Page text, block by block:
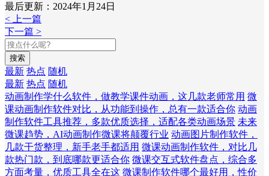
最后更新：2024年1月24日
< 上一篇
下一篇 >
搜索
最新 热点 随机
最新 热点 随机
动画制作学什么软件，做教学课件动画，这几款老师常用 微
课动画制作软件对比，从功能到操作，总有一款适合你 动画
制作软件工具推荐，多款优质选择，适配各类动画场景 未来
微课趋势，AI动画制作微课将颠覆行业 动画图片制作软件，
几款干货整理，新手老手都适用 微课动画制作软件，对比几
款热门款，到底哪款更适合你 微课交互式软件盘点，综合多
方面考量，优质工具全在这 微课制作软件哪个最好用，性价